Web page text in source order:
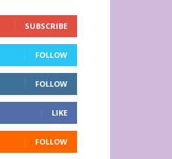
SUBSCRIBE
FOLLOW
FOLLOW
LIKE
FOLLOW